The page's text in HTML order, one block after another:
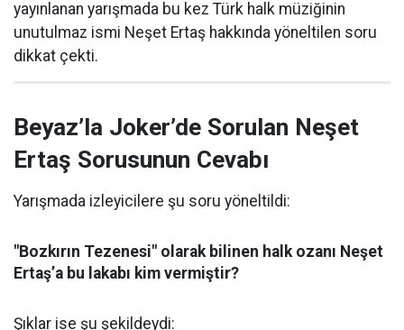
yayınlanan yarışmada bu kez Türk halk müziğinin
unutulmaz ismi Neşet Ertaş hakkında yöneltilen soru
dikkat çekti.
Beyaz’la Joker’de Sorulan Neşet
Ertaş Sorusunun Cevabı
Yarışmada izleyicilere şu soru yöneltildi:
"Bozkırın Tezenesi" olarak bilinen halk ozanı Neşet
Ertaş’a bu lakabı kim vermiştir?
Şıklar ise şu şekildeydi: